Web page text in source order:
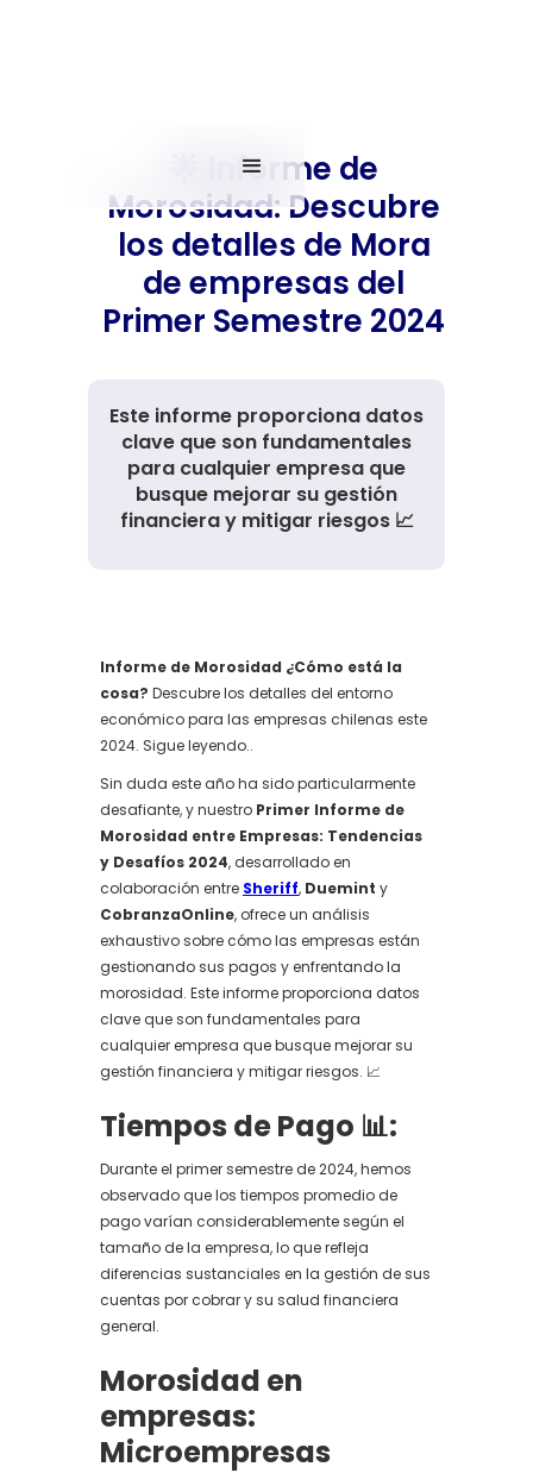
🌟 Informe de
Morosidad: Descubre
los detalles de Mora
de empresas del
Primer Semestre 2024
Este informe proporciona datos
clave que son fundamentales
para cualquier empresa que
busque mejorar su gestión
financiera y mitigar riesgos 📈
Informe de Morosidad ¿Cómo está la
cosa? Descubre los detalles del entorno
económico para las empresas chilenas este
2024. Sigue leyendo..
Sin duda este año ha sido particularmente
desafiante, y nuestro Primer Informe de
Morosidad entre Empresas: Tendencias
y Desafíos 2024, desarrollado en
colaboración entre Sheriff, Duemint y
CobranzaOnline, ofrece un análisis
exhaustivo sobre cómo las empresas están
gestionando sus pagos y enfrentando la
morosidad. Este informe proporciona datos
clave que son fundamentales para
cualquier empresa que busque mejorar su
gestión financiera y mitigar riesgos. 📈
Tiempos de Pago 📊:
Durante el primer semestre de 2024, hemos
observado que los tiempos promedio de
pago varían considerablemente según el
tamaño de la empresa, lo que refleja
diferencias sustanciales en la gestión de sus
cuentas por cobrar y su salud financiera
general.
Morosidad en
empresas:
Microempresas